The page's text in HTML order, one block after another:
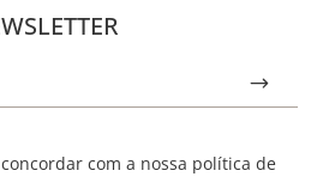
com a nossa política de